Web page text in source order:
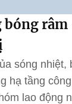
bóng
sóng nhiệt,
hạ tầng
lao động